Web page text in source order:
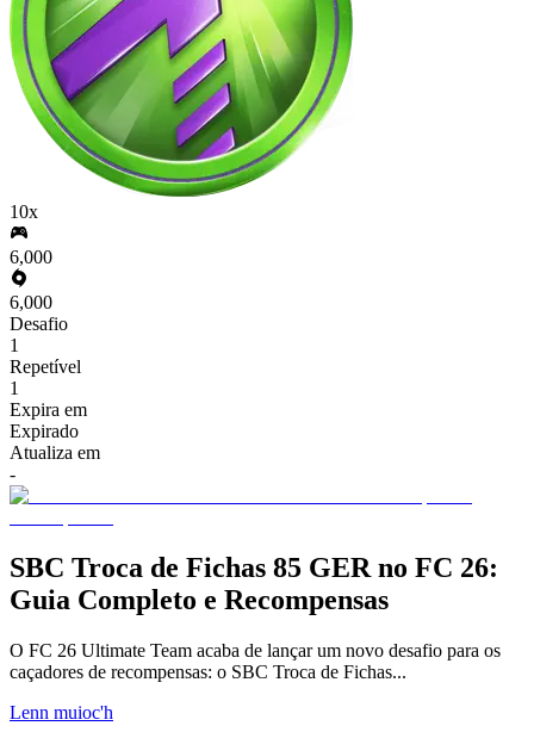
10x
6,000
6,000
Desafio
1
Repetível
1
Expira em
Expirado
Atualiza em
-
SBC Troca de Fichas 85 GER no FC 26:
Guia Completo e Recompensas
O FC 26 Ultimate Team acaba de lançar um novo desafio para os
caçadores de recompensas: o SBC Troca de Fichas...
Lenn muioc'h